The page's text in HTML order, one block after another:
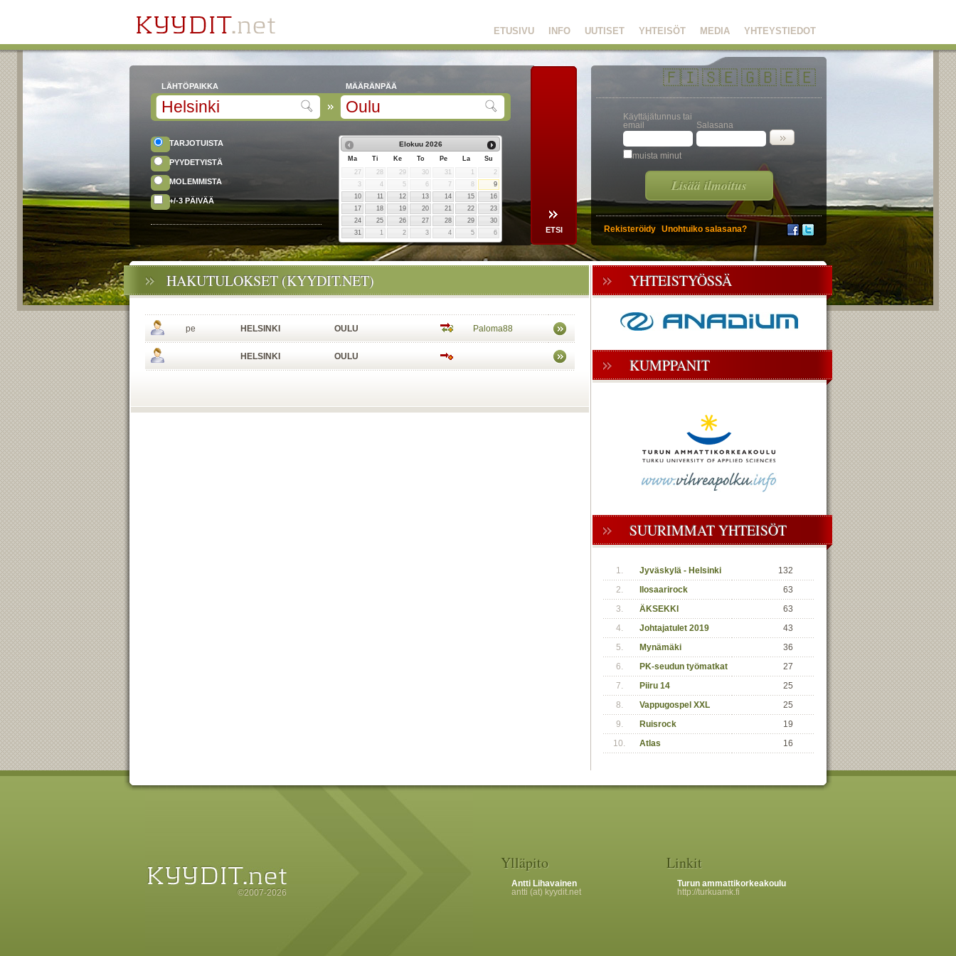
YHTEYSTIEDOT
MEDIA
YHTEISÖT
UUTISET
INFO
ETUSIVU
LÄHTÖPAIKKA MÄÄRÄNPÄÄ
TARJOTUISTA
PYYDETYISTÄ
MOLEMMISTA
+/-3 PÄIVÄÄ
Elokuu 2026
Ma Ti Ke To Pe La
Su
27
28 29 30 31
2
3
4 5 6 7 8
9
10
11 12 13 14 15
16
17
18 19 20 21 22
23
24
25 26 27 28 29
30
31
1 2 3 4 5 6
🇫🇮🇸🇪🇬🇧🇪🇪
Käyttäjätunnus tai
email
Salasana
muista minut
Lisää ilmoitus
Rekisteröidy Unohtuiko salasana?
HAKUTULOKSET (KYYDIT.NET)
pe HELSINKI OULU Paloma88
HELSINKI OULU
YHTEISTYÖSSÄ
KUMPPANIT
SUURIMMAT YHTEISÖT
1. Jyväskylä - Helsinki
132
2.
Ilosaarirock
63
3.
ÄKSEKKI
63
4.
Johtajatulet 2019
43
5.
Mynämäki
36
6.
PK-seudun työmatkat
27
7.
Piiru 14
25
8.
Vappugospel XXL
25
9.
Ruisrock
19
10.
Atlas 16
©2007-2026
Ylläpito
Antti Lihavainen
antti (at) kyydit.net
Linkit
Turun ammattikorkeakoulu
http://turkuamk.fi